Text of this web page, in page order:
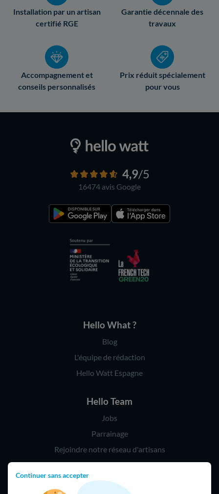
Continuer sans accepter
Installation par un artisan
certifié RGE
Garantie décennale des
travaux
Accompagnement et
conseils personnalisés
Prix réduit spécialement
pour vous
4,9/5
16474 avis Google
Hello What ?
Blog
L'équipe de rédaction
Hello Watt Espagne
Hello Team
Jobs
Parrainage
Rejoindre notre réseau d'artisans
Hello !